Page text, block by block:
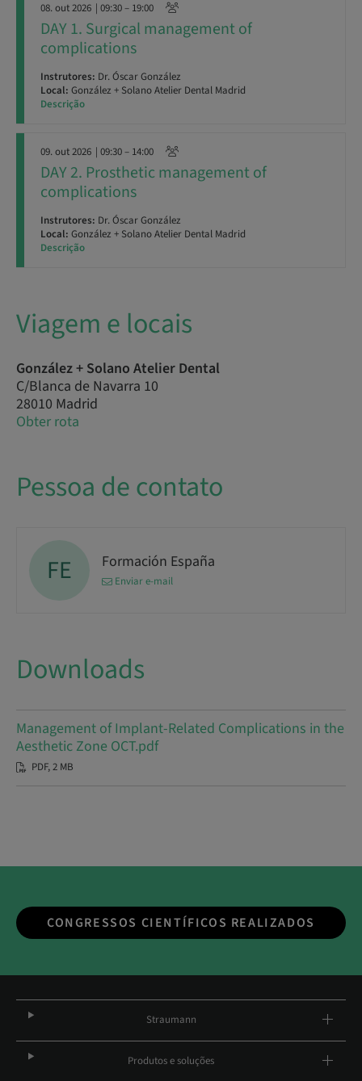
08. out 2026 | 09:30 – 19:00
DAY 1. Surgical management of
complications
Instrutores: Dr. Óscar González
Local: González + Solano Atelier Dental Madrid
Descrição
09. out 2026 | 09:30 – 14:00
DAY 2. Prosthetic management of
complications
Instrutores: Dr. Óscar González
Local: González + Solano Atelier Dental Madrid
Descrição
Viagem e locais
González + Solano Atelier Dental
C/Blanca de Navarra 10
28010 Madrid
Obter rota
Pessoa de contato
FE Formación España
Enviar e-mail
Downloads
Management of Implant-Related Complications in the
Aesthetic Zone OCT.pdf
PDF, 2 MB
CONGRESSOS CIENTÍFICOS REALIZADOS
Straumann
Produtos e soluções